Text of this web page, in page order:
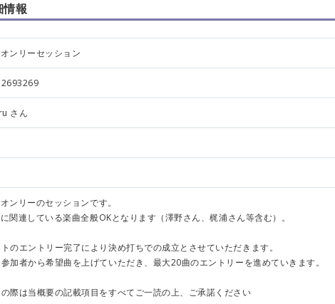
報
ンリーセッション
mitsuru さん
ンリーのセッションです。
関連している楽曲全般OKとなります（澤野さん、梶浦さん等含む）。
のエントリー完了により決め打ちでの成立とさせていただきます。
加者から希望曲を上げていただき、最大20曲のエントリーを進めていきます。
際は当概要の記載項目をすべてご一読の上、ご承諾ください